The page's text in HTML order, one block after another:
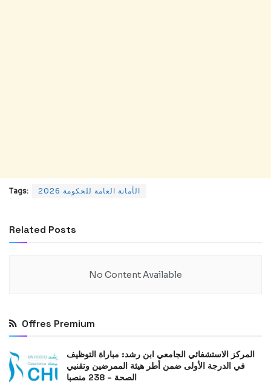
Tags: الأمانة العامة للحكومة 2026
Related Posts
No Content Available
Offres Premium
المركز الاستشفائي الجامعي ابن رشد: مباراة التوظيف
في الدرجة الأولى ضمن أطر هيئة الممرضين وتقنيي
الصحة – 238 منصبا